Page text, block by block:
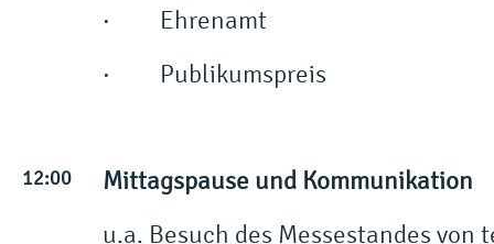
· Ehrenamt
· Publikumspreis
12:00
Mittagspause und Kommunikation
u.a. Besuch des Messestandes von